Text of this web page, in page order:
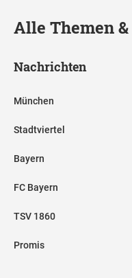
Alle Themen
Nachrichten
München
Stadtviertel
Bayern
FC Bayern
TSV 1860
Promis